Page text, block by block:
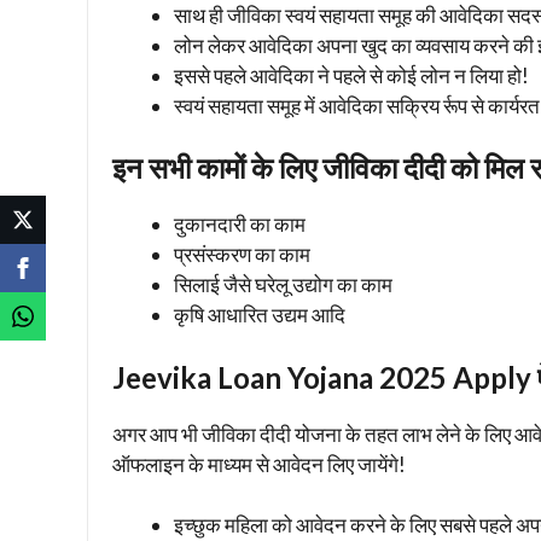
साथ ही जीविका स्वयं सहायता समूह की आवेदिका
लोन लेकर आवेदिका अपना खुद का व्यवसाय करने की
इससे पहले आवेदिका ने पहले से कोई लोन न लिया हो!
स्वयं सहायता समूह में आवेदिका सक्रिय र्रूप से
इन सभी कामों के लिए जीविका दीदी को मिल
दुकानदारी का काम
प्रसंस्करण का काम
सिलाई जैसे घरेलू उद्योग का काम
कृषि आधारित उद्यम आदि
Jeevika Loan Yojana 2025
अगर आप भी जीविका दीदी योजना के तहत लाभ लेने के लिए
ऑफलाइन के माध्यम से आवेदन लिए जायेंगे!
इच्छुक महिला को आवेदन करने के लिए सबसे पहले